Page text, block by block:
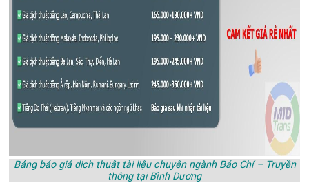
Bảng báo giá dịch thuật tài liệu chuyên ngành Báo Chí – Truyền
thông tại Bình Dương